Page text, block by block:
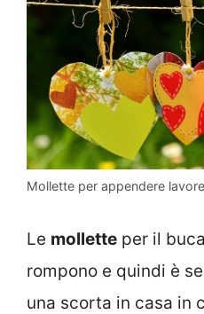
Mollette per appendere
Le mollette per il
rompono e quindi è
una scorta in casa in